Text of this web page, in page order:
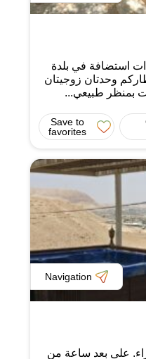
استضافة في بلدة
وحدتان زوجيتان
بمنظر طبيعي...
Save to
favorites
Navigation
على بعد ساعة من